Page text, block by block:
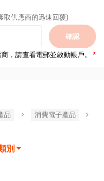
取供應商的迅速回覆)
確認
，請查看電郵並啟動帳戶。
品
消費電子產品
別